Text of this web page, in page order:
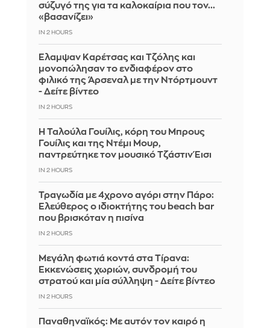
σύζυγό της για τα καλοκαίρια που τον...
«βασανίζει»
IN 2 HOURS
Έλαμψαν Καρέτσας και Τζόλης και
μονοπώλησαν το ενδιαφέρον στο
φιλικό της Άρσεναλ με την Ντόρτμουντ
- Δείτε βίντεο
IN 2 HOURS
Η Ταλούλα Γουίλις, κόρη του Μπρους
Γουίλις και της Ντέμι Μουρ,
παντρεύτηκε τον μουσικό Τζάστιν Έισι
IN 2 HOURS
Τραγωδία με 4χρονο αγόρι στην Πάρο:
Ελεύθερος ο ιδιοκτήτης του beach bar
που βρισκόταν η πισίνα
IN 2 HOURS
Μεγάλη φωτιά κοντά στα Τίρανα:
Εκκενώσεις χωριών, συνδρομή του
στρατού και μία σύλληψη - Δείτε βίντεο
IN 2 HOURS
Παναθηναϊκός: Με αυτόν τον καιρό η